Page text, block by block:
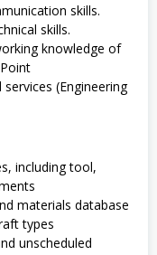
skills.
skills.
knowledge of
(Engineering
including tool,
materials database
types
unscheduled